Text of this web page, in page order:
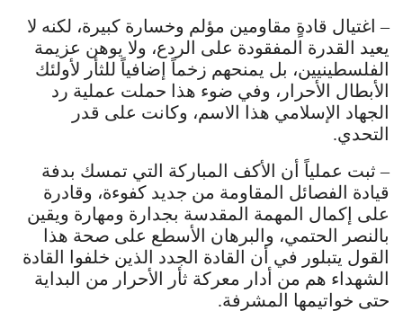
– اغتيال قادةٍ مقاومين مؤلم وخسارة كبيرة، لكنه لا
يعيد القدرة المفقودة على الردع، ولا يوهن عزيمة
الفلسطينيين، بل يمنحهم زخماً إضافياً للثأر لأولئك
الأبطال الأحرار، وفي ضوء هذا حملت عملية رد
الجهاد الإسلامي هذا الاسم، وكانت على قدر
التحدي.
– ثبت عملياً أن الأكف المباركة التي تمسك بدفة
قيادة الفصائل المقاومة من جديد كفوءة، وقادرة
على إكمال المهمة المقدسة بجدارة ومهارة ويقين
بالنصر الحتمي، والبرهان الأسطع على صحة هذا
القول يتبلور في أن القادة الجدد الذين خلفوا القادة
الشهداء هم من أدار معركة ثأر الأحرار من البداية
حتى خواتيمها المشرفة.